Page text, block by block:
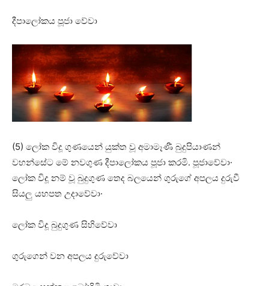
දීපාලෝකය පූජා වේවා
(5) ලෝක විදූ ගුණයෙන් යුක්‌ත වූ අමාමෑණී බුදුපියාණන්
වහන්සේට මේ නවගුණ දීපාලෝකය පූජා කරමි. පූජාවේවා·
ලෝක විදූ නම් වූ බුදුගුණ තෙද බලයෙන් ගුරුගේ අපලය දුරුවී
සියලු යහපත උදාවේවා·
ලෝක විදූ බුදුගුණ සිහිවේවා
ගුරුගෙන් වන අපලය දුරුවේවා